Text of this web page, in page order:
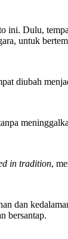
ini. Dulu,
untuk
diubah
in tradition,
dan
bersantap.